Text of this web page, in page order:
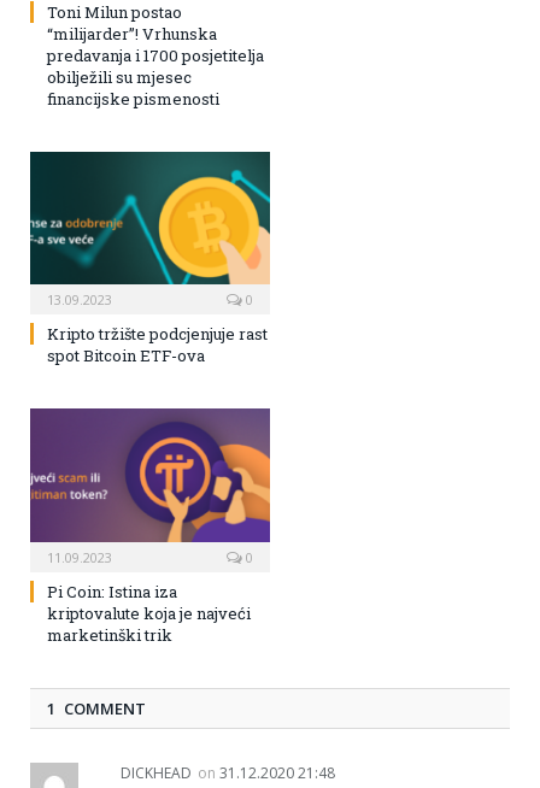
Toni Milun postao
“milijarder”! Vrhunska
predavanja i 1700 posjetitelja
obilježili su mjesec
financijske pismenosti
13.09.2023 0
Kripto tržište podcjenjuje rast
spot Bitcoin ETF-ova
11.09.2023 0
Pi Coin: Istina iza
kriptovalute koja je najveći
marketinški trik
1 COMMENT
DICKHEAD on 31.12.2020 21:48